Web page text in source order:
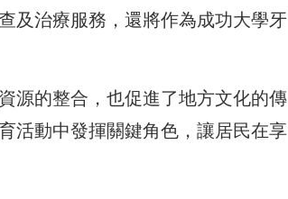
及治療服務，還將作為成功大學牙
源的整合，也促進了地方文化的傳
活動中發揮關鍵角色，讓居民在享